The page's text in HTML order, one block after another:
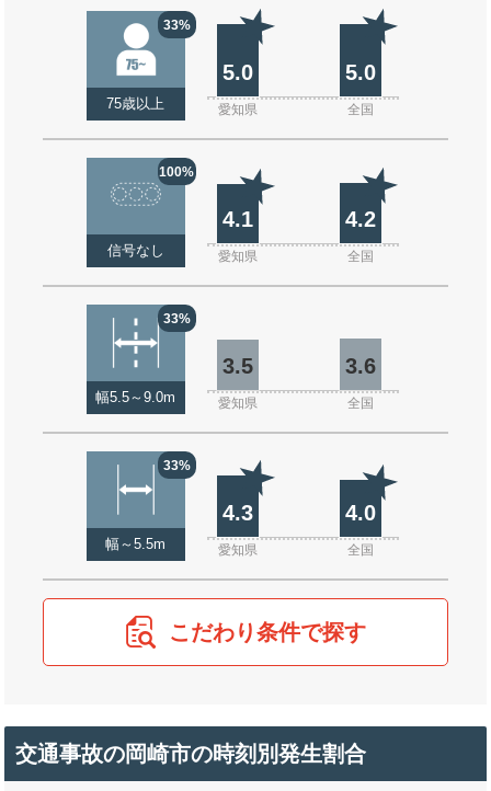
33%
75歳以上
5.0 5.0
愛知県 全国
100%
信号なし
4.1 4.2
愛知県 全国
33%
幅5.5～9.0m
3.5 3.6
愛知県 全国
33%
幅～5.5m
4.3 4.0
愛知県 全国
こだわり条件で探す
交通事故の岡崎市の時刻別発生割合